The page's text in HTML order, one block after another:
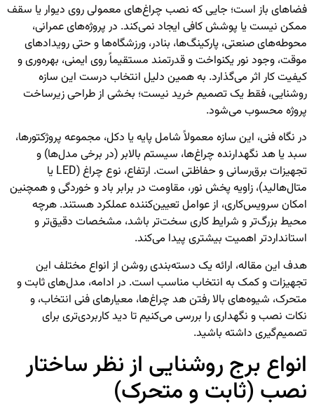
فضاهای باز است؛ جایی که نصب چراغ‌های معمولی روی دیوار یا سقف
ممکن نیست یا پوشش کافی ایجاد نمی‌کند. در پروژه‌های عمرانی،
محوطه‌های صنعتی، پارکینگ‌ها، بنادر، ورزشگاه‌ها و حتی رویدادهای
موقت، وجود نور یکنواخت و قدرتمند مستقیماً روی ایمنی، بهره‌وری و
کیفیت کار اثر می‌گذارد. به همین دلیل انتخاب درست این سازه
روشنایی، فقط یک تصمیم خرید نیست؛ بخشی از طراحی زیرساخت
پروژه محسوب می‌شود.
در نگاه فنی، این سازه معمولاً شامل پایه یا دکل، مجموعه پروژکتورها،
سبد یا هد نگهدارنده چراغ‌ها، سیستم بالابر (در برخی مدل‌ها) و
تجهیزات برق‌رسانی و حفاظتی است. ارتفاع، نوع چراغ (LED یا
متال‌هالید)، زاویه پخش نور، مقاومت در برابر باد و خوردگی و همچنین
امکان سرویس‌کاری، از عوامل تعیین‌کننده عملکرد هستند. هرچه
محیط بزرگ‌تر و شرایط کاری سخت‌تر باشد، مشخصات دقیق‌تر و
استانداردتر اهمیت بیشتری پیدا می‌کند.
هدف این مقاله، ارائه یک دسته‌بندی روشن از انواع مختلف این
تجهیزات و کمک به انتخاب مناسب است. در ادامه، مدل‌های ثابت و
متحرک، شیوه‌های بالا رفتن هد چراغ‌ها، معیارهای فنی انتخاب، و
نکات نصب و نگهداری را بررسی می‌کنیم تا دید کاربردی‌تری برای
تصمیم‌گیری داشته باشید.
انواع برج روشنایی از نظر ساختار
نصب (ثابت و متحرک)